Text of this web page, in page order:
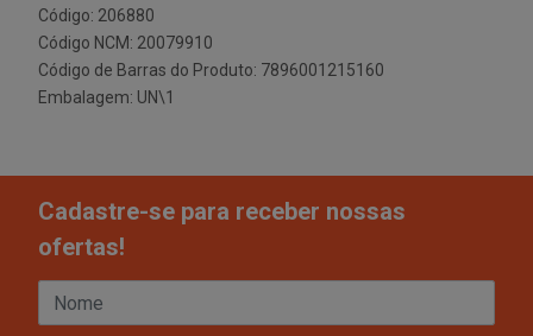
Código: 206880
Código NCM: 20079910
Código de Barras do Produto: 7896001215160
Embalagem: UN\1
Cadastre-se para receber nossas
ofertas!